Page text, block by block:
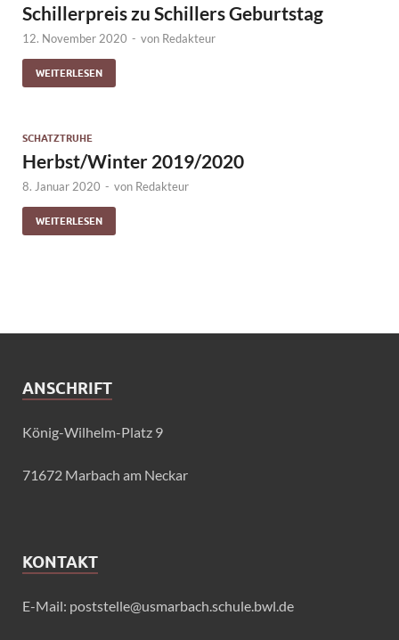
Schillerpreis zu Schillers Geburtstag
12. November 2020 - von Redakteur
WEITERLESEN
SCHATZTRUHE
Herbst/Winter 2019/2020
8. Januar 2020 - von Redakteur
WEITERLESEN
ANSCHRIFT
König-Wilhelm-Platz 9
71672 Marbach am Neckar
KONTAKT
E-Mail: poststelle@usmarbach.schule.bwl.de